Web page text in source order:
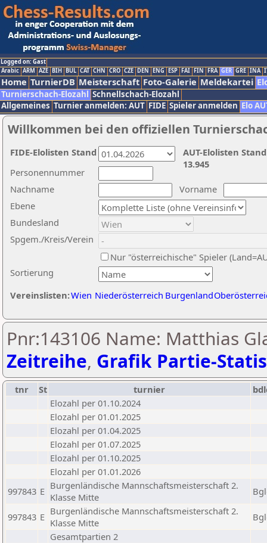
Logged on: Gast
Arabic ARM AZE BIH BUL CAT CHN CRO CZE DEN ENG ESP FAI FIN FRA GER GRE INA
Home TurnierDB Meisterschaft Foto-Galerie Meldekartei
Turnierschach-Elozahl Schnellschach-Elozahl
Allgemeines Turnier anmelden: AUT FIDE Spieler anmelden Elo
Willkommen bei den offiziellen
Nachname
Vorname
Ebene
Sortierung
Personennummer
Bundesland
Spgem./Kreis/Verein
Nur "österreichische" Spieler
Vereinslisten:Wien Niederösterreich Burgenland
AUT-Elolisten
13.945
FIDE-Elolisten Stand
Pnr:143106 Name: Matthias
Zeitreihe, Grafik Partie-
tnr St turnier
Elozahl per 01.10.2024
Elozahl per 01.01.2025
Elozahl per 01.04.2025
Elozahl per 01.07.2025
Elozahl per 01.10.2025
Elozahl per 01.01.2026
997843 E Burgenländische Mannschaftsmeisterschaft 2.
Klasse Mitte
997843 E Burgenländische Mannschaftsmeisterschaft 2.
Klasse Mitte
Gesamtpartien 2